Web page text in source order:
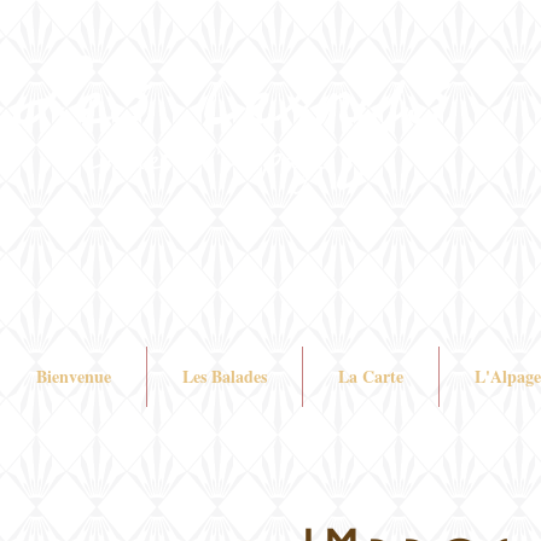
Bienvenue Les Balades La Carte L'Alpage